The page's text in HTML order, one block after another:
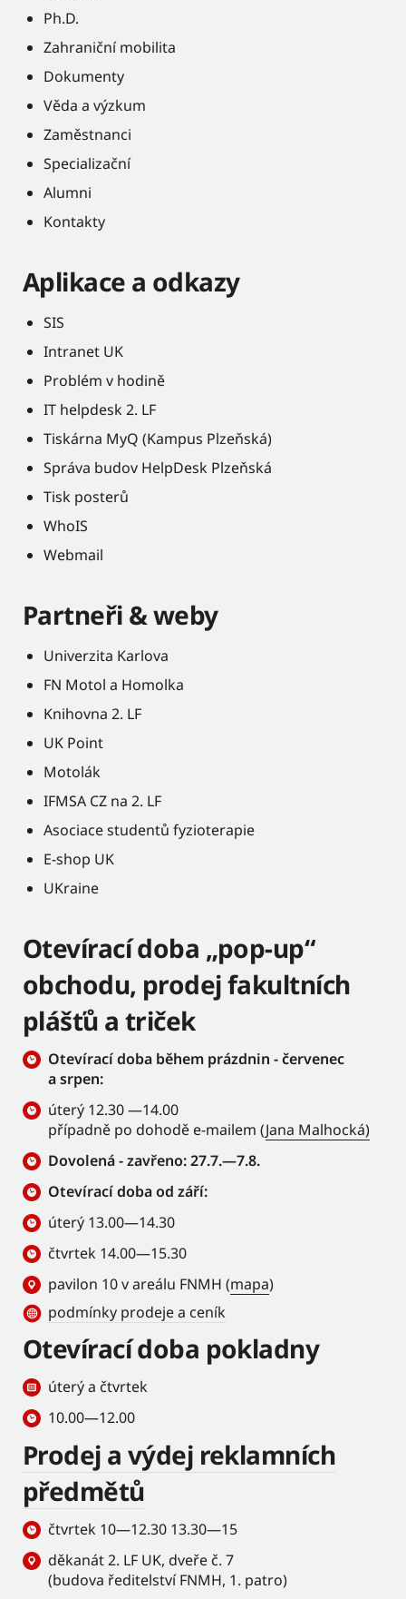
Ph.D.
Zahraniční mobilita
Dokumenty
Věda a výzkum
Zaměstnanci
Specializační
Alumni
Kontakty
Aplikace a odkazy
SIS
Intranet UK
Problém v hodině
IT helpdesk 2. LF
Tiskárna MyQ (Kampus Plzeňská)
Správa budov HelpDesk Plzeňská
Tisk posterů
WhoIS
Webmail
Partneři & weby
Univerzita Karlova
FN Motol a Homolka
Knihovna 2. LF
UK Point
Motolák
IFMSA CZ na 2. LF
Asociace studentů fyzioterapie
E-shop UK
UKraine
Otevírací doba „pop-up“
obchodu, prodej fakultních
plášťů a triček
Otevírací doba během prázdnin - červenec
a srpen:
úterý 12.30 —14.00
případně po dohodě e-mailem (Jana Malhocká)
Dovolená - zavřeno: 27.7.—7.8.
Otevírací doba od září:
úterý 13.00—14.30
čtvrtek 14.00—15.30
pavilon 10 v areálu FNMH (mapa)
podmínky prodeje a ceník
Otevírací doba pokladny
úterý a čtvrtek
10.00—12.00
Prodej a výdej reklamních
předmětů
čtvrtek 10—12.30 13.30—15
děkanát 2. LF UK, dveře č. 7
(budova ředitelství FNMH, 1. patro)